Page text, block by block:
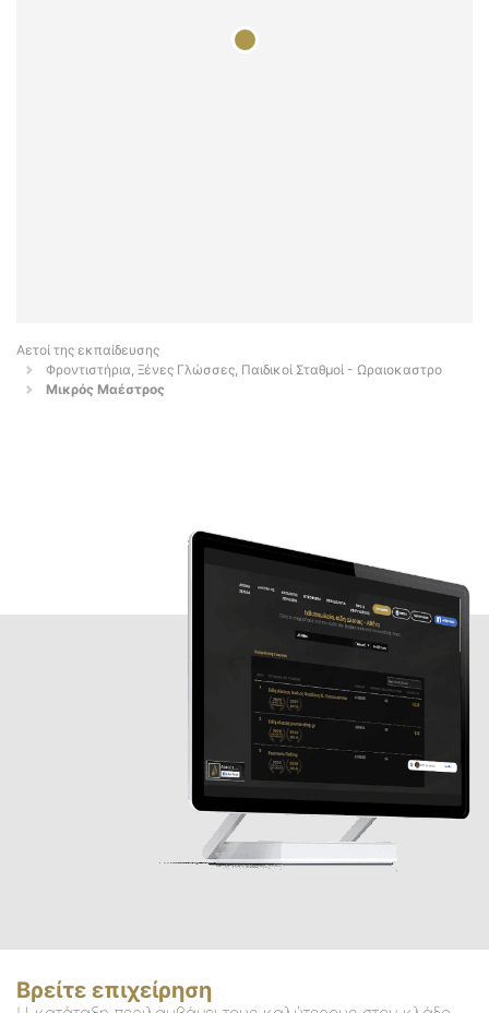
Αετοί της εκπαίδευσης
Φροντιστήρια, Ξένες Γλώσσες, Παιδικοί Σταθμοί - Ωραιοκαστρο
Μικρός Μαέστρος
Βρείτε επιχείρηση